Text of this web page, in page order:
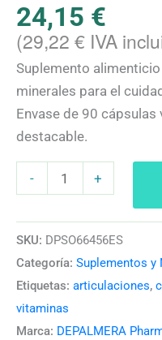
24,15 €
(29,22 € IVA
Suplemento
minerales para el
Envase de 90
destacable.
- +
SKU: DPSO66456ES
Categoría: Suplementos y
Etiquetas: articulaciones,
vitaminas
Marca: DEPALMERA